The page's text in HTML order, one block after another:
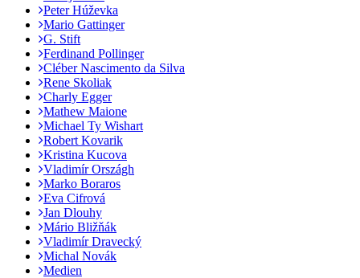
Peter Húževka
Mario Gattinger
G. Stift
Ferdinand Pollinger
Cléber Nascimento da Silva
Rene Skoliak
Charly Egger
Mathew Maione
Michael Ty Wishart
Robert Kovarik
Kristina Kucova
Vladimír Országh
Marko Boraros
Eva Cifrová
Jan Dlouhy
Mário Bližňák
Vladimír Dravecký
Michal Novák
Medien